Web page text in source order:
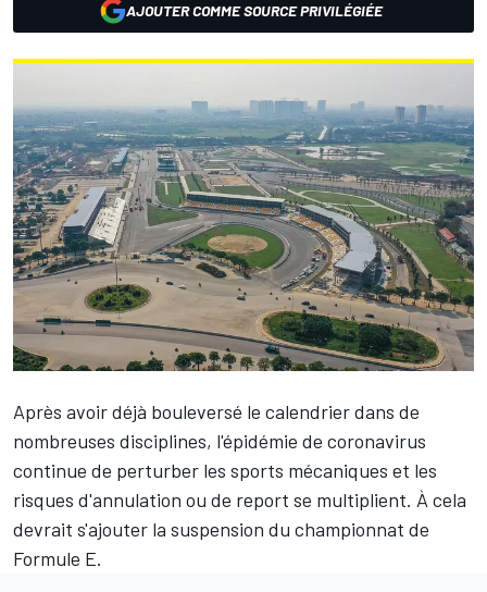
AJOUTER COMME SOURCE PRIVILÉGIÉE
Après avoir déjà bouleversé le calendrierdans de
nombreuses disciplines, l'épidémie de coronavirus
continue de perturber les sports mécaniques et les
risques d'annulation ou de report se multiplient. À cela
devrait s'ajouter la suspension du championnat de
Formule E.